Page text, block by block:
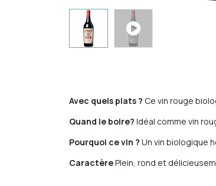
Avec quels plats ? Ce vin rouge
Quand le boire? Idéal comme vin
Pourquoi ce vin ? Un vin biologique
CaractèrePlein, rond et